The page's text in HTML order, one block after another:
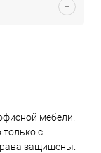
мебели.
с
защищены.